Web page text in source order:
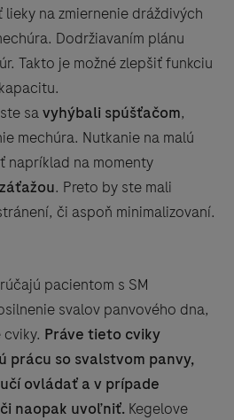
na zmiernenie dráždivých
Dodržiavaním plánu
Takto je možné zlepšiť funkciu
savyhýbali spúšťačom,
mechúra. Nutkanie na malú
napríklad na momenty
. Preto by ste mali
či aspoň minimalizovaní.
pacientom s SM
svalov panvového dna,
Práve tieto cviky
prácu so svalstvom panvy,
ovládať a v prípade
naopak uvoľniť. Kegelove